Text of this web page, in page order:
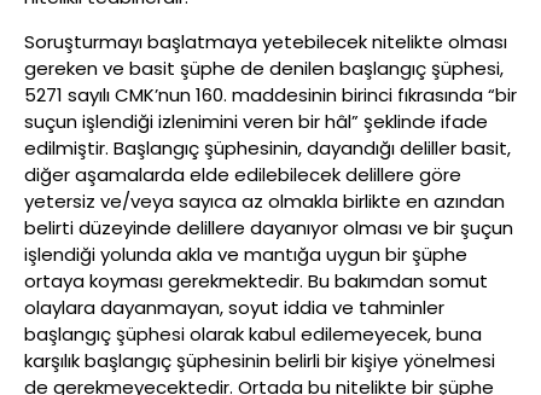
Soruşturmayı başlatmaya yetebilecek nitelikte olması
gereken ve basit şüphe de denilen başlangıç şüphesi,
5271 sayılı CMK’nun 160. maddesinin birinci fıkrasında “bir
suçun işlendiği izlenimini veren bir hâl” şeklinde ifade
edilmiştir. Başlangıç şüphesinin, dayandığı deliller basit,
diğer aşamalarda elde edilebilecek delillere göre
yetersiz ve/veya sayıca az olmakla birlikte en azından
belirti düzeyinde delillere dayanıyor olması ve bir şuçun
işlendiği yolunda akla ve mantığa uygun bir şüphe
ortaya koyması gerekmektedir. Bu bakımdan somut
olaylara dayanmayan, soyut iddia ve tahminler
başlangıç şüphesi olarak kabul edilemeyecek, buna
karşılık başlangıç şüphesinin belirli bir kişiye yönelmesi
de gerekmeyecektedir. Ortada bu nitelikte bir şüphe